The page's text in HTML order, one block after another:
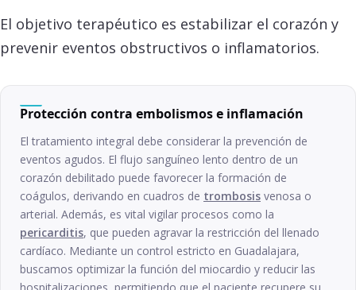
El objetivo terapéutico es estabilizar el corazón y
prevenir eventos obstructivos o inflamatorios.
Protección contra embolismos e inflamación
El tratamiento integral debe considerar la prevención de
eventos agudos. El flujo sanguíneo lento dentro de un
corazón debilitado puede favorecer la formación de
coágulos, derivando en cuadros de trombosis venosa o
arterial. Además, es vital vigilar procesos como la
pericarditis, que pueden agravar la restricción del llenado
cardíaco. Mediante un control estricto en Guadalajara,
buscamos optimizar la función del miocardio y reducir las